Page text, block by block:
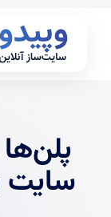
سایت